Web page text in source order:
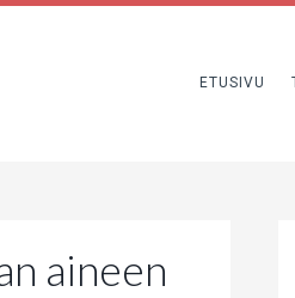
ETUSIVU
aineen